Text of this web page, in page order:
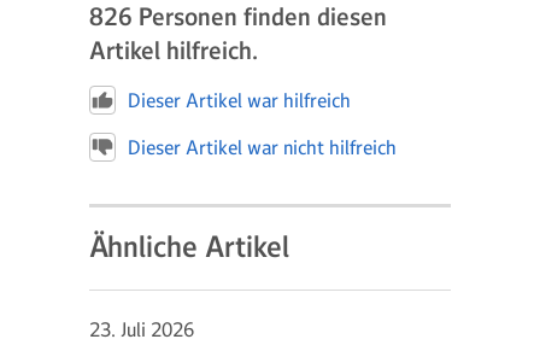
826 Personen finden diesen
Artikel hilfreich.
Dieser Artikel war hilfreich
Dieser Artikel war nicht hilfreich
Ähnliche Artikel
23. Juli 2026